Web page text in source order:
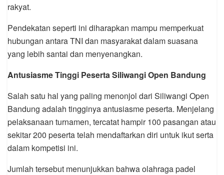
rakyat.
Pendekatan seperti ini diharapkan mampu memperkuat
hubungan antara TNI dan masyarakat dalam suasana
yang lebih santai dan menyenangkan.
Antusiasme Tinggi Peserta Siliwangi Open Bandung
Salah satu hal yang paling menonjol dari Siliwangi Open
Bandung adalah tingginya antusiasme peserta. Menjelang
pelaksanaan turnamen, tercatat hampir 100 pasangan atau
sekitar 200 peserta telah mendaftarkan diri untuk ikut serta
dalam kompetisi ini.
Jumlah tersebut menunjukkan bahwa olahraga padel